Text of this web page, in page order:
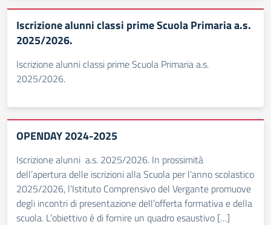
Iscrizione alunni classi prime Scuola Primaria a.s.
2025/2026.
Iscrizione alunni classi prime Scuola Primaria a.s.
2025/2026.
OPENDAY 2024-2025
Iscrizione alunni a.s. 2025/2026. In prossimità
dell’apertura delle iscrizioni alla Scuola per l’anno scolastico
2025/2026, l’Istituto Comprensivo del Vergante promuove
degli incontri di presentazione dell’offerta formativa e della
scuola. L’obiettivo è di fornire un quadro esaustivo […]